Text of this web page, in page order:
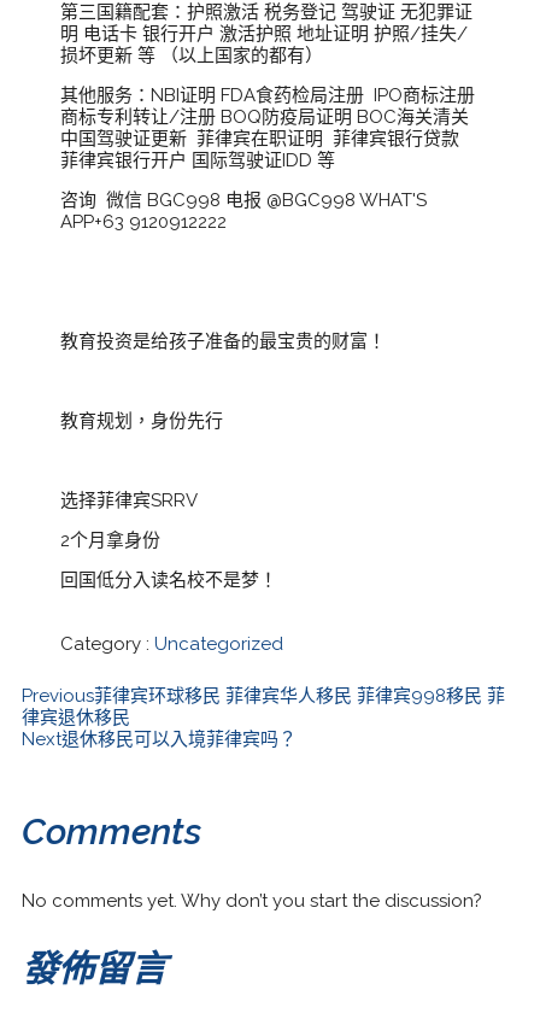
第三国籍配套：护照激活 税务登记 驾驶证 无犯罪证
明 电话卡 银行开户 激活护照 地址证明 护照/挂失/
损坏更新 等 （以上国家的都有）
其他服务：NBI证明 FDA食药检局注册 IPO商标注册
商标专利转让/注册 BOQ防疫局证明 BOC海关清关
中国驾驶证更新 菲律宾在职证明 菲律宾银行贷款
菲律宾银行开户 国际驾驶证IDD 等
咨询 微信 BGC998 电报 @BGC998 WHAT'S
APP+63 9120912222
教育投资是给孩子准备的最宝贵的财富！
教育规划，身份先行
选择菲律宾SRRV
2个月拿身份
回国低分入读名校不是梦！
Category : Uncategorized
Previous菲律宾环球移民 菲律宾华人移民 菲律宾998移民 菲
律宾退休移民
Next退休移民可以入境菲律宾吗？
Comments
No comments yet. Why don’t you start the discussion?
發佈留言